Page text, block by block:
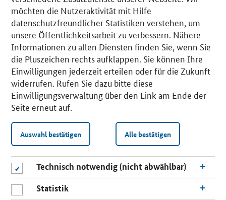
möchten die Nutzeraktivität mit Hilfe
datenschutzfreundlicher Statistiken verstehen, um
unsere Öffentlichkeitsarbeit zu verbessern. Nähere
Informationen zu allen Diensten finden Sie, wenn Sie
die Pluszeichen rechts aufklappen. Sie können Ihre
Einwilligungen jederzeit erteilen oder für die Zukunft
widerrufen. Rufen Sie dazu bitte diese
Einwilligungsverwaltung über den Link am Ende der
Seite erneut auf.
Auswahl bestätigen Alle bestätigen
Technisch notwendig (nicht abwählbar)
Statistik